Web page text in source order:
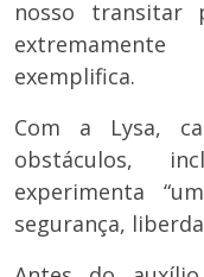
nosso transitar
exemplifica.
Com a Lysa,
obstáculos,
experimenta
segurança,